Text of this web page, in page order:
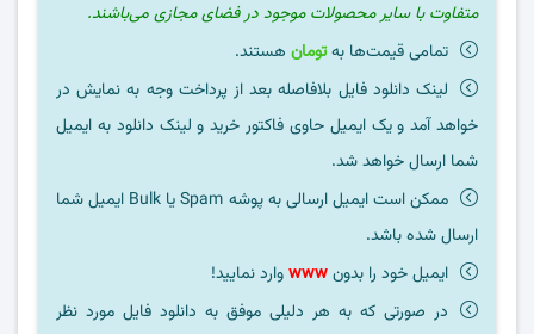
متفاوت با سایر محصولات موجود در فضای مجازی می‌باشند.
تمامی قیمت‌ها بهتومان هستند.
لینک دانلود فایل بلافاصله بعد از پرداخت وجه به نمایش در
خواهد آمد و یک ایمیل حاوی فاکتور خرید و لینک دانلود به ایمیل
شما ارسال خواهد شد.
ممکن است ایمیل ارسالی به پوشه Spam یا Bulk ایمیل شما
ارسال شده باشد.
ایمیل خود را بدونwwwوارد نمایید!
در صورتی که به هر دلیلی موفق به دانلود فایل مورد نظر